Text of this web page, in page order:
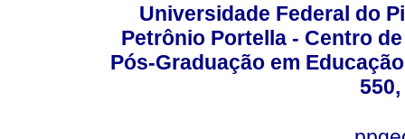
Universidade Federal do
Petrônio Portella - Centro
Pós-Graduação em